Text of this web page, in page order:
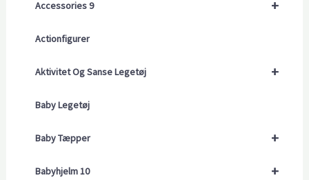
+
Accessories 9
Actionfigurer
+
Aktivitet Og Sanse Legetøj
Baby Legetøj
+
Baby Tæpper
+
Babyhjelm 10